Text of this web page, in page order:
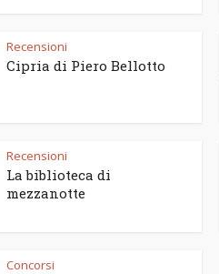
Recensioni
Cipria di Piero Bellotto
Recensioni
La biblioteca di
mezzanotte
Concorsi